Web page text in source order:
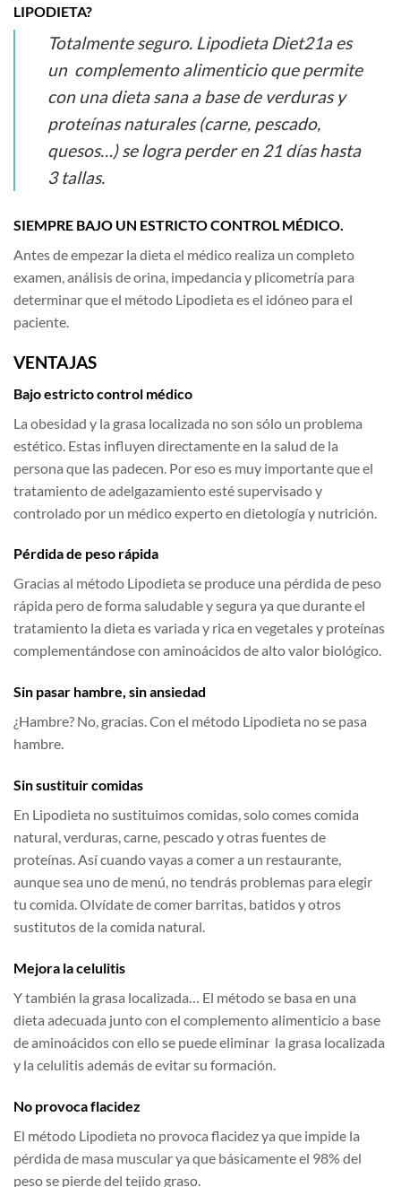
LIPODIETA?
Totalmente seguro. Lipodieta Diet21a es
un complemento alimenticio que permite
con una dieta sana a base de verduras y
proteínas naturales (carne, pescado,
quesos…) se logra perder en 21 días hasta
3 tallas.
SIEMPRE BAJO UN ESTRICTO CONTROL MÉDICO.
Antes de empezar la dieta el médico realiza un completo
examen, análisis de orina, impedancia y plicometría para
determinar que el método Lipodieta es el idóneo para el
paciente.
VENTAJAS
Bajo estricto control médico
La obesidad y la grasa localizada no son sólo un problema
estético. Estas influyen directamente en la salud de la
persona que las padecen. Por eso es muy importante que el
tratamiento de adelgazamiento esté supervisado y
controlado por un médico experto en dietología y nutrición.
Pérdida de peso rápida
Gracias al método Lipodieta se produce una pérdida de peso
rápida pero de forma saludable y segura ya que durante el
tratamiento la dieta es variada y rica en vegetales y proteínas
complementándose con aminoácidos de alto valor biológico.
Sin pasar hambre, sin ansiedad
¿Hambre? No, gracias. Con el método Lipodieta no se pasa
hambre.
Sin sustituir comidas
En Lipodieta no sustituimos comidas, solo comes comida
natural, verduras, carne, pescado y otras fuentes de
proteínas. Así cuando vayas a comer a un restaurante,
aunque sea uno de menú, no tendrás problemas para elegir
tu comida. Olvídate de comer barritas, batidos y otros
sustitutos de la comida natural.
Mejora la celulitis
Y también la grasa localizada… El método se basa en una
dieta adecuada junto con el complemento alimenticio a base
de aminoácidos con ello se puede eliminar la grasa localizada
y la celulitis además de evitar su formación.
No provoca flacidez
El método Lipodieta no provoca flacidez ya que impide la
pérdida de masa muscular ya que básicamente el 98% del
peso se pierde del tejido graso.